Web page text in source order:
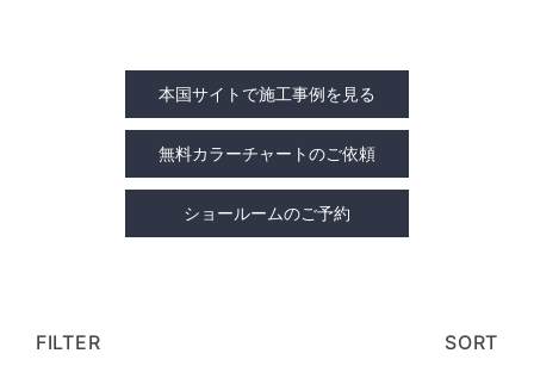
本国サイトで施工事例を見る
無料カラーチャートのご依頼
ショールームのご予約
FILTER SORT